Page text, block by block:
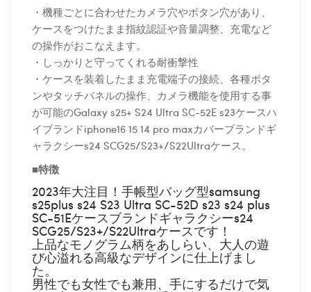
・機種ごとに合わせたカメラ穴やボタン穴があり、
ケースをつけたまま指紋認証や音量調整、充電など
の操作がおこなえます。
・しっかりと守ってくれる耐衝撃性
・ケースを装着したまま充電端子の接続、各種ボタ
ンやタッチパネルの操作、カメラ機能を使用する事
が可能のGalaxy s25+ S24 Ultra SC-52E s23ケースハ
イブランドiphone16 15 14 pro maxカバーブランドギ
ャラクシーs24 SCG25/S23+/S22Ultraケース。
■特徴
2023年大注目！手帳型バッグ型samsung
s25plus s24 S23 Ultra SC-52D s23 s24 plus
SC-51Eケースブランドギャラクシーs24
SCG25/S23+/S22Ultraケースです！
上品なモノグラム柄をあしらい、大人の遊
び心溢れる高級なデザインに仕上げまし
た。
男性でも女性でも兼用、手にするだけで気